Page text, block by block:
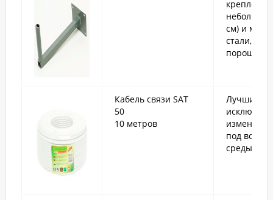
см) и
стали,
Кабель связи SAT
50
10 метров
Лучшие
под
среды.